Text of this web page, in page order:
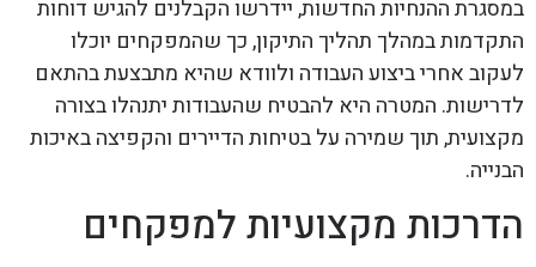
במסגרת ההנחיות החדשות, יידרשו הקבלנים להגיש דוחות
התקדמות במהלך תהליך התיקון, כך שהמפקחים יוכלו
לעקוב אחרי ביצוע העבודה ולוודא שהיא מתבצעת בהתאם
לדרישות. המטרה היא להבטיח שהעבודות יתנהלו בצורה
מקצועית, תוך שמירה על בטיחות הדיירים והקפיצה באיכות
הבנייה.
הדרכות מקצועיות למפקחים